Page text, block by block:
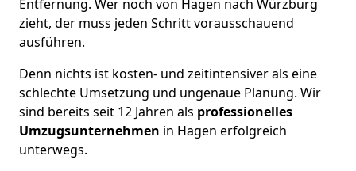
Entfernung. Wer noch von Hagen nach Würzburg
zieht, der muss jeden Schritt vorausschauend
ausführen.
Denn nichts ist kosten- und zeitintensiver als eine
schlechte Umsetzung und ungenaue Planung. Wir
sind bereits seit 12 Jahren als professionelles
Umzugsunternehmen in Hagen erfolgreich
unterwegs.